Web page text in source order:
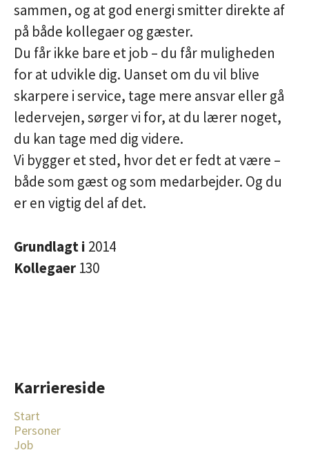
sammen, og at god energi smitter direkte af
på både kollegaer og gæster.
Du får ikke bare et job – du får muligheden
for at udvikle dig. Uanset om du vil blive
skarpere i service, tage mere ansvar eller gå
ledervejen, sørger vi for, at du lærer noget,
du kan tage med dig videre.
Vi bygger et sted, hvor det er fedt at være –
både som gæst og som medarbejder. Og du
er en vigtig del af det.
Grundlagt i 2014
Kollegaer 130
Karriereside
Start
Personer
Job